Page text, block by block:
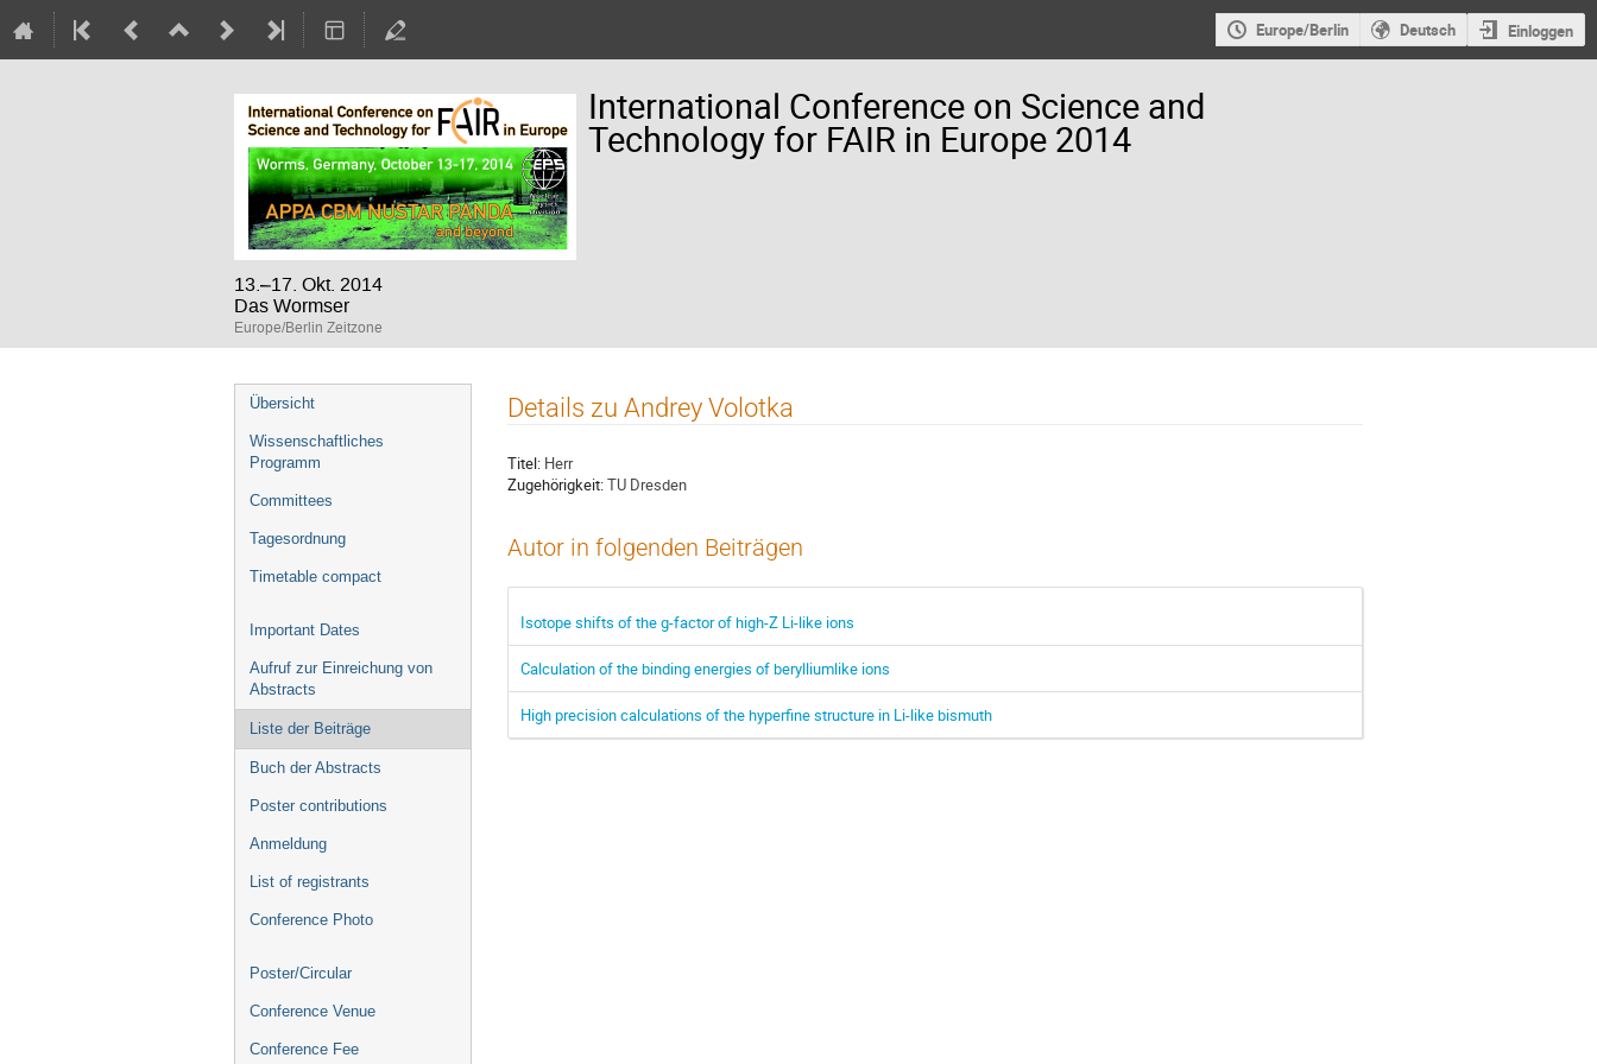
Europe/Berlin Deutsch Einloggen
International Conference on Science and
Technology for FAIR in Europe 2014
13.–17. Okt. 2014
Das Wormser
Europe/Berlin Zeitzone
Veranstaltungsmenü
Übersicht
Wissenschaftliches
Programm
Committees
Tagesordnung
Timetable compact
Important Dates
Aufruf zur Einreichung von
Abstracts
Liste der Beiträge
Buch der Abstracts
Poster contributions
Anmeldung
List of registrants
Conference Photo
Poster/Circular
Conference Venue
Conference Fee
Details zu Andrey Volotka
Titel: Herr
Zugehörigkeit:TU Dresden
Autor in folgenden Beiträgen
Isotope shifts of the g-factor of high-Z Li-like ions
Calculation of the binding energies of berylliumlike ions
High precision calculations of the hyperfine structure in Li-like bismuth